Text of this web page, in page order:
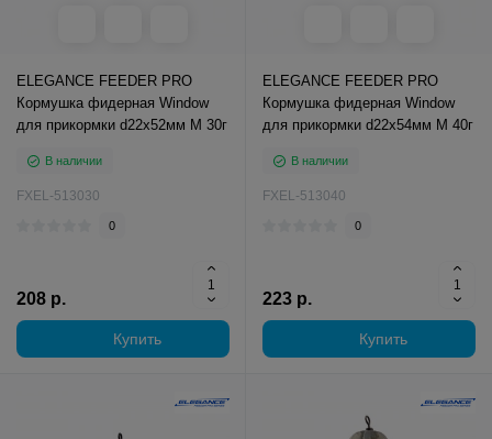
ELEGANCE FEEDER PRO
Кормушка фидерная Window
для прикормки d22х52мм М 30г
В наличии
FXEL-513030
0
208 р.
Купить
ELEGANCE FEEDER PRO
Кормушка фидерная Window
для прикормки d22х54мм М 40г
В наличии
FXEL-513040
0
223 р.
Купить